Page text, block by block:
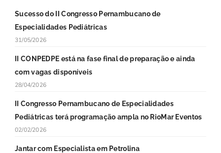
Sucesso do II Congresso Pernambucano de
Especialidades Pediátricas
31/05/2026
II CONPEDPE está na fase final de preparação e ainda
com vagas disponíveis
28/04/2026
II Congresso Pernambucano de Especialidades
Pediátricas terá programação ampla no RioMar Eventos
02/02/2026
Jantar com Especialista em Petrolina